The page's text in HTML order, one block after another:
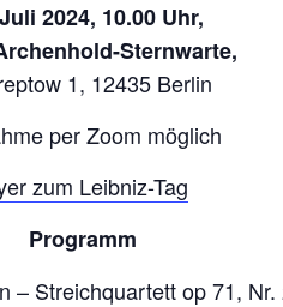
2024, 10.00 Uhr,
Sternwarte,
1, 12435 Berlin
per Zoom möglich
zum Leibniz-Tag
Programm
– Streichquartett op 71, Nr.